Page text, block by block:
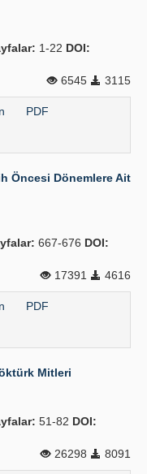
1-22 DOI:
6545
3115
PDF
Öncesi Dönemlere Ait
667-676 DOI:
17391
4616
PDF
Mitleri
51-82 DOI:
26298
8091